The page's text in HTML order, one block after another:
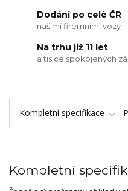
Dodání po celé ČR
našimi firemními vozy
Na trhu již 11 let
a tisíce spokojených
Kompletní specifikace
Kompletní